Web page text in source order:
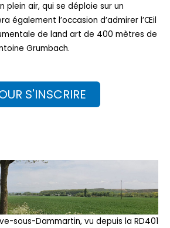
plein air, qui se déploie sur un
également l’occasion d’admirer l’Œil
de land art de 400 mètres de
Grumbach.
S'INSCRIRE
sous-Dammartin, vu depuis la RD401